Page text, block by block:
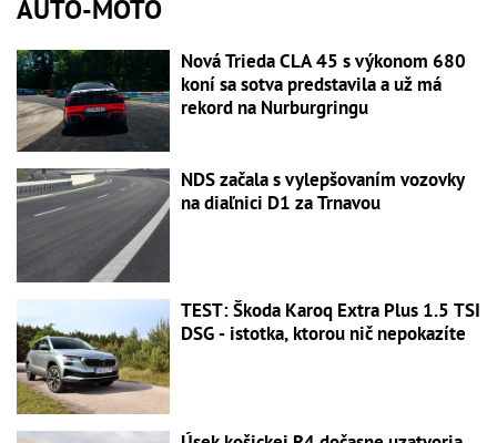
AUTO-MOTO
Nová Trieda CLA 45 s výkonom 680
koní sa sotva predstavila a už má
rekord na Nurburgringu
NDS začala s vylepšovaním vozovky
na diaľnici D1 za Trnavou
TEST: Škoda Karoq Extra Plus 1.5 TSI
DSG - istotka, ktorou nič nepokazíte